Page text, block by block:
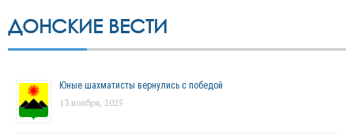
ДОНСКИЕ ВЕСТИ
Юные шахматисты вернулись с победой
13 ноября, 2025